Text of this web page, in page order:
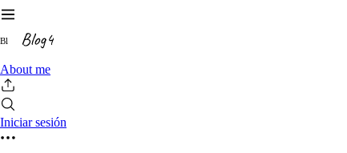
Bl
About me
Iniciar sesión